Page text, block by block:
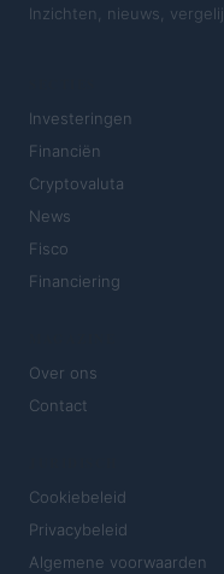
Inzichten, nieuws,
Investeringen
Financiën
Cryptovaluta
News
Fisco
Financiering
Over ons
Contact
Cookiebeleid
Privacybeleid
Algemene voorwaarden